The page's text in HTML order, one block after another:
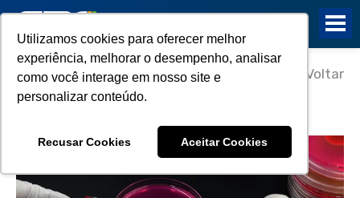
Utilizamos cookies para oferecer melhor
experiência, melhorar o desempenho, analisar
como você interage em nosso site e
personalizar conteúdo.
Recusar Cookies Aceitar Cookies
Voltar
Contagem de Fungos em Salas
Limpas na Indústria Farmacêutica